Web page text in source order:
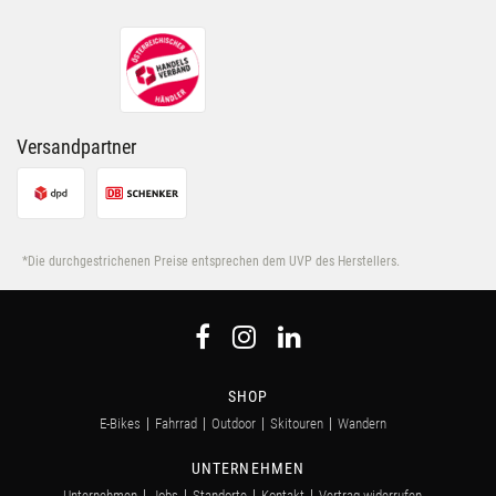
Nutzung der Dienste gesammelt haben.
Versandpartner
*Die durchgestrichenen Preise entsprechen dem UVP des Herstellers.
SHOP
E-Bikes Fahrrad Outdoor Skitouren Wandern
UNTERNEHMEN